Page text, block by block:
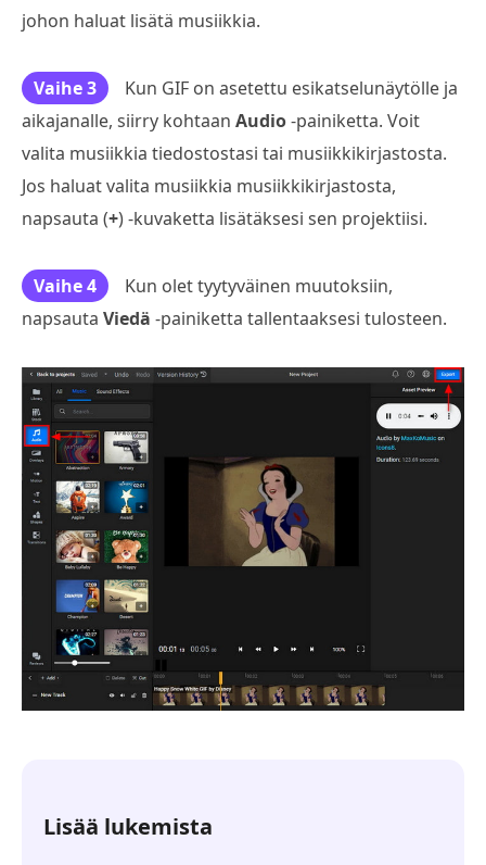
johon haluat lisätä musiikkia.
Vaihe 3
Kun GIF on asetettu esikatselunäytölle ja
aikajanalle, siirry kohtaan Audio-painiketta. Voit
valita musiikkia tiedostostasi tai musiikkikirjastosta.
Jos haluat valita musiikkia musiikkikirjastosta,
napsauta (+) -kuvaketta lisätäksesi sen projektiisi.
Vaihe 4
Kun olet tyytyväinen muutoksiin,
napsauta Viedä -painiketta tallentaaksesi tulosteen.
Lisää lukemista